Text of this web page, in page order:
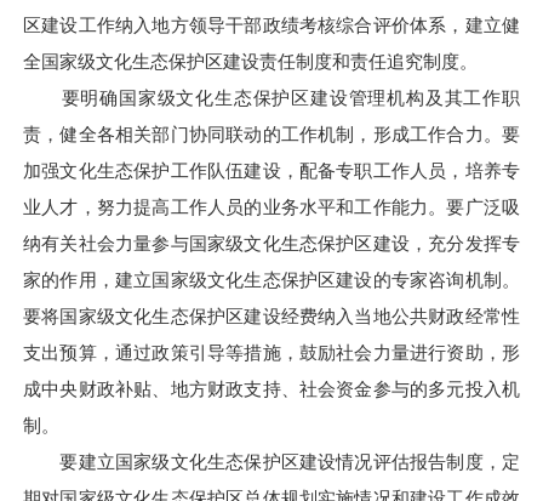
区建设工作纳入地方领导干部政绩考核综合评价体系，建立健
全国家级文化生态保护区建设责任制度和责任追究制度。
要明确国家级文化生态保护区建设管理机构及其工作职
责，健全各相关部门协同联动的工作机制，形成工作合力。要
加强文化生态保护工作队伍建设，配备专职工作人员，培养专
业人才，努力提高工作人员的业务水平和工作能力。要广泛吸
纳有关社会力量参与国家级文化生态保护区建设，充分发挥专
家的作用，建立国家级文化生态保护区建设的专家咨询机制。
要将国家级文化生态保护区建设经费纳入当地公共财政经常性
支出预算，通过政策引导等措施，鼓励社会力量进行资助，形
成中央财政补贴、地方财政支持、社会资金参与的多元投入机
制。
要建立国家级文化生态保护区建设情况评估报告制度，定